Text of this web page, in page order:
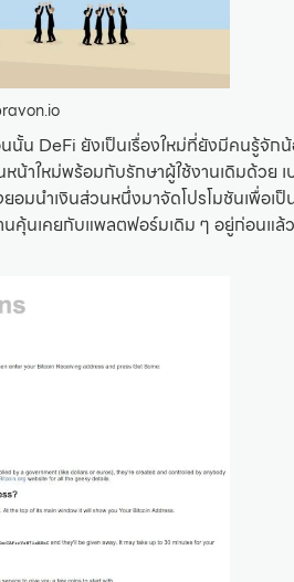
น DeFi ยังเป็นเรื่องใหม่ที่ยังมีคนรู้จัก
น้าใหม่พร้อมกับรักษาผู้ใช้งานเดิมด้วย เ
ำเงินส่วนหนึ่งมาจัดโปรโมชันเพื่อเป็
นคุ้นเคยกับแพลตฟอร์มเดิม ๆ อยู่ก่อนแล้